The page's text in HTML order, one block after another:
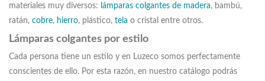
materiales muy diversos: lámparas colgantes de madera, bambú,
ratán, cobre, hierro, plástico, tela o cristal entre otros.
Lámparas colgantes por estilo
Cada persona tiene un estilo y en Luzeco somos perfectamente
conscientes de ello. Por esta razón, en nuestro catálogo podrás